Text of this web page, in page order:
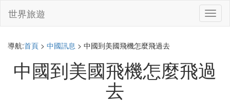
切
換
世界旅遊
導航:首頁 > 中國訊息 > 中國到美國飛機怎麼飛過去
中國到美國飛機怎麼飛過
去